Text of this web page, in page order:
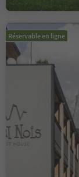
Réservable en ligne